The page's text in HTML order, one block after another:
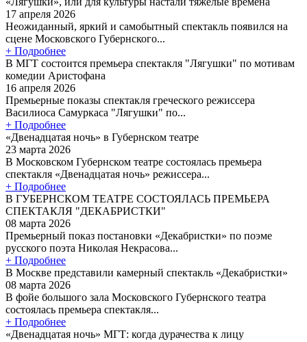
17 апреля 2026
Неожиданный, яркий и самобытный спектакль появился на
сцене Московского Губернского...
+ Подробнее
В МГТ состоится премьера спектакля "Лягушки" по мотивам
комедии Аристофана
16 апреля 2026
Премьерные показы спектакля греческого режиссера
Василиоса Самуркаса "Лягушки" по...
+ Подробнее
«Двенадцатая ночь» в Губернском театре
23 марта 2026
В Московском Губернском театре состоялась премьера
спектакля «Двенадцатая ночь» режиссера...
+ Подробнее
В ГУБЕРНСКОМ ТЕАТРЕ СОСТОЯЛАСЬ ПРЕМЬЕРА
СПЕКТАКЛЯ "ДЕКАБРИСТКИ"
08 марта 2026
Премьерный показ постановки «Декабристки» по поэме
русского поэта Николая Некрасова...
+ Подробнее
В Москве представили камерный спектакль «Декабристки»
08 марта 2026
В фойе большого зала Московского Губернского театра
состоялась премьера спектакля...
+ Подробнее
«Двенадцатая ночь» МГТ: когда дурачества к лицу